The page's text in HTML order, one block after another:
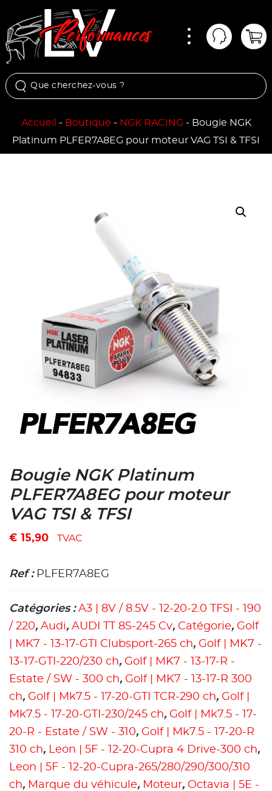
Mon
Accueil - Boutique - NGK RACING - Bougie NGK
Platinum PLFER7A8EG pour moteur VAG TSI & TFSI
Bougie NGK Platinum
PLFER7A8EG pour moteur
VAG TSI & TFSI
€ 15,90 TVAC
Ref : PLFER7A8EG
Catégories :A3 | 8V / 8.5V - 12-20-2.0 TFSI - 190
/ 220, Audi, AUDI TT 8S-245 Cv, Catégorie, Golf
| MK7 - 13-17-GTI Clubsport-265 ch, Golf | MK7 -
13-17-GTI-220/230 ch, Golf | MK7 - 13-17-R -
Estate / SW - 300 ch, Golf | MK7 - 13-17-R 300
ch, Golf | Mk7.5 - 17-20-GTI TCR-290 ch, Golf |
Mk7.5 - 17-20-GTI-230/245 ch, Golf | Mk7.5 - 17-
20-R - Estate / SW - 310, Golf | Mk7.5 - 17-20-R
310 ch, Leon | 5F - 12-20-Cupra 4 Drive-300 ch,
Leon | 5F - 12-20-Cupra-265/280/290/300/310
ch, Marque du véhicule, Moteur, Octavia | 5E -